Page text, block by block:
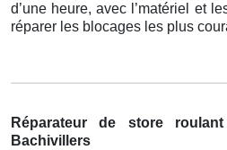
d’une heure, avec l’matériel et
réparer les blocages les plus
Réparateur de store
Bachivillers